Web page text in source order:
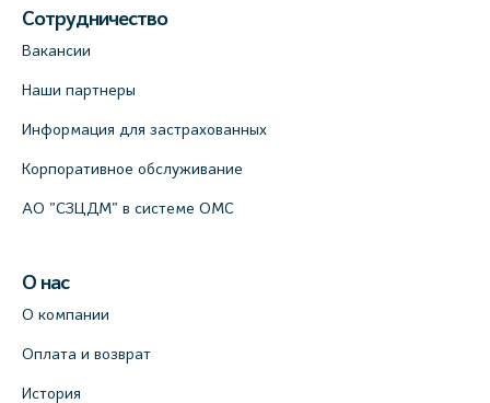
Сотрудничество
Вакансии
Наши партнеры
Информация для застрахованных
Корпоративное обслуживание
АО "СЗЦДМ" в системе ОМС
О нас
О компании
Оплата и возврат
История